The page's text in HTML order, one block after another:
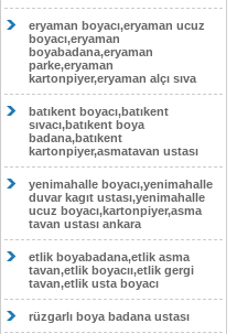
eryaman boyacı,eryaman ucuz
boyacı,eryaman
boyabadana,eryaman
parke,eryaman
kartonpiyer,eryaman alçı sıva
batıkent boyacı,batıkent
sıvacı,batıkent boya
badana,batıkent
kartonpiyer,asmatavan ustası
yenimahalle boyacı,yenimahalle
duvar kagıt ustası,yenimahalle
ucuz boyacı,kartonpiyer,asma
tavan ustası ankara
etlik boyabadana,etlik asma
tavan,etlik boyacıı,etlik gergi
tavan,etlik usta boyacı
rüzgarlı boya badana ustası